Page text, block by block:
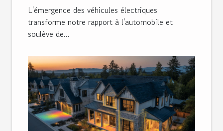
électriques
L'émergence des véhicules électriques
transforme notre rapport à l'automobile et
soulève de...